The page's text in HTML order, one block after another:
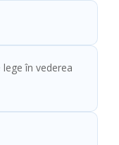
în vederea